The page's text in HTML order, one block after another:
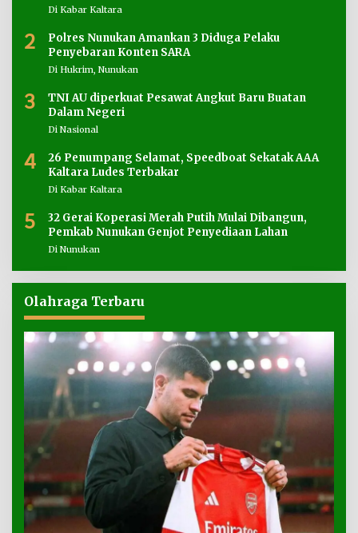
Di Kabar Kaltara
2
Polres Nunukan Amankan 3 Diduga Pelaku
Penyebaran Konten SARA
Di Hukrim, Nunukan
3
TNI AU diperkuat Pesawat Angkut Baru Buatan
Dalam Negeri
Di Nasional
4
26 Penumpang Selamat, Speedboat Sekatak AAA
Kaltara Ludes Terbakar
Di Kabar Kaltara
5
32 Gerai Koperasi Merah Putih Mulai Dibangun,
Pemkab Nunukan Genjot Penyediaan Lahan
Di Nunukan
Olahraga Terbaru